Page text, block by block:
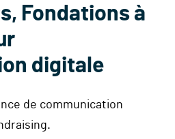
Fondations à
digitale
de communication
.